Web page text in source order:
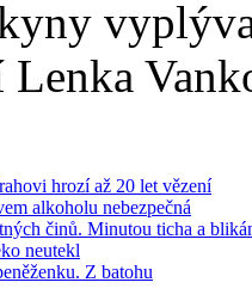
hrozí až 20 let vězení
alkoholu nebezpečná
činů. Minutou ticha a
neutekl
Z batohu